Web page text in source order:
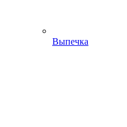
Выпечка